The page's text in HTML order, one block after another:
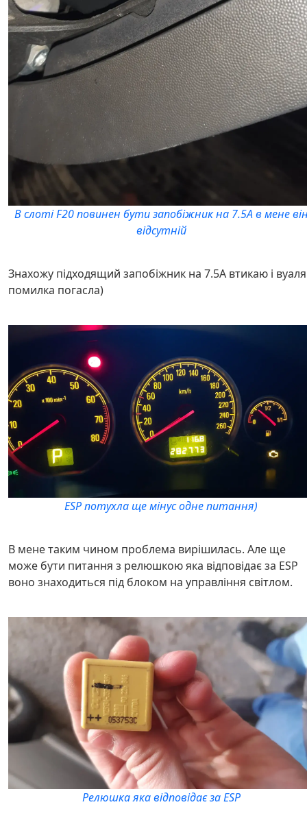
В слоті F20 повинен бути запобіжник на 7.5А в мене
відсутній
Знахожу підходящий запобіжник на 7.5А втикаю і вуаля
помилка погасла)
ESP потухла ще мінус одне питання)
В мене таким чином проблема вирішилась. Але ще
може бути питання з релюшкою яка відповідає за ESP
воно знаходиться під блоком на управління світлом.
Релюшка яка відповідає за ESP